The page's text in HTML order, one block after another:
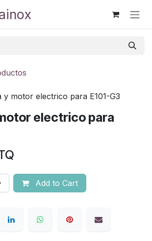
electrico para
Add to Cart